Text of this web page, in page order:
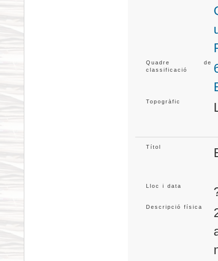
Quadre de
classificació
Topogràfic
Títol
Lloc i data
Descripció física